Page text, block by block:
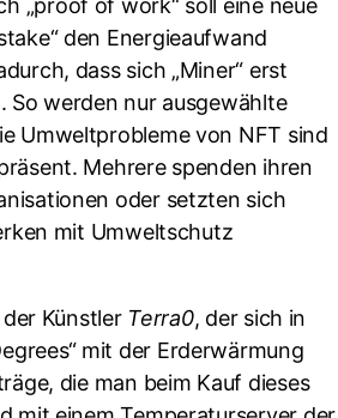
„proof of work“ soll eine neue
den Energieaufwand
dass sich „Miner“ erst
So werden nur ausgewählte
Umweltprobleme von NFT sind
Mehrere spenden ihren
oder setzten sich
mit Umweltschutz
Künstler Terra0, der sich in
mit der Erderwärmung
die man beim Kauf dieses